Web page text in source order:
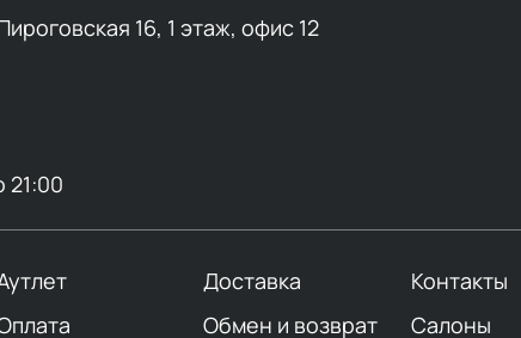
16, 1 этаж, офис 12
21:00
Доставка Контакты
Обмен и возврат Салоны